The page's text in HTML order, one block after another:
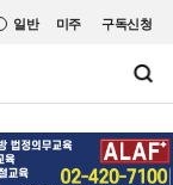
미주 구독신청
일반